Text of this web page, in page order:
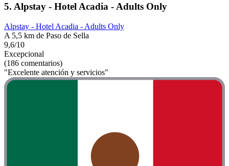
5. Alpstay - Hotel Acadia - Adults Only
Alpstay - Hotel Acadia - Adults Only
A 5,5 km de Paso de Sella
9,6/10
Excepcional
(186 comentarios)
"Excelente atención y servicios"